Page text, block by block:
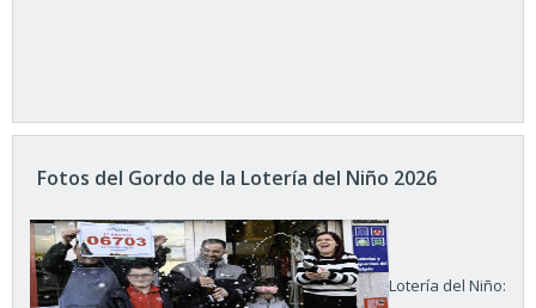
Fotos del Gordo de la Lotería del Niño 2026
Lotería del Niño: